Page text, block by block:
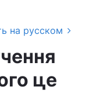
на русском
це